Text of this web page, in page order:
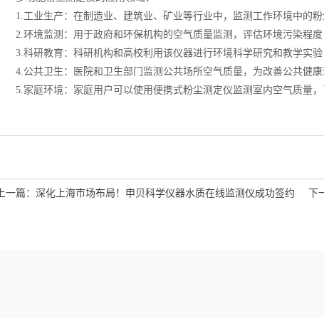
1.工业生产：在制造业、建筑业、矿业等行业中，监测工作环境中的粉
2.环境监测：用于政府和环保机构的空气质量监测，评估环境污染程度
3.科研教育：科研机构和高校利用该仪器进行环境科学研究和教学实验
4.公共卫生：医院和卫生部门监测公共场所空气质量，为改善公共健康
5.家庭环境：家庭用户可以使用便携式粉尘测定仪监测室内空气质量，
上一篇： 深化上海市场布局！申贝科学仪器水质在线监测仪成功签约 下